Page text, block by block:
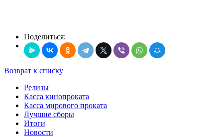
Поделиться:
Возврат к списку
Релизы
Касса кинопроката
Касса мирового проката
Лучшие сборы
Итоги
Новости